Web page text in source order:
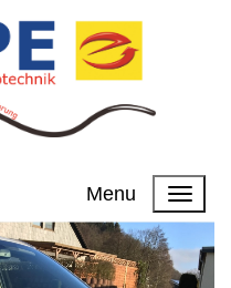
Menu